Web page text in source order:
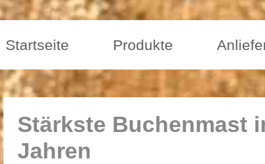
Startseite Produkte
Stärkste Buchenmast
Jahren